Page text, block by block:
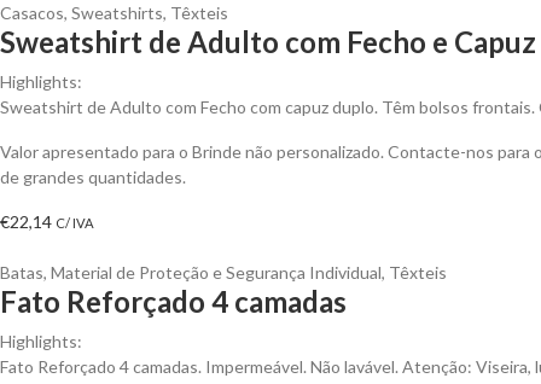
Casacos, Sweatshirts, Têxteis
Sweatshirt de Adulto com Fecho e
Highlights:
Sweatshirt de Adulto com Fecho com capuz duplo. Têm bolsos
Valor apresentado para o Brinde não personalizado. Contacte-nos
de grandes quantidades.
€22,14 C/ IVA
Batas, Material de Proteção e Segurança Individual, Têxteis
Fato Reforçado 4 camadas
Highlights:
Fato Reforçado 4 camadas. Impermeável. Não lavável. Atenção: